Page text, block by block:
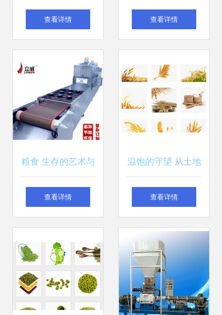
战略 奏响现代农业
查看详情
有法可依 粮食保卫
查看详情
粮食 生存的艺术与
自然的交织
查看详情
温饱的守望 从土地
到餐桌的粮食记
查看详情